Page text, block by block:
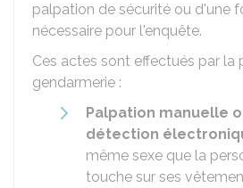
palpation de sécurité ou d'une
nécessaire pour l'enquête.
Ces actes sont effectués par la
gendarmerie :
Palpation manuelle
détection
même sexe que la
touche sur ses